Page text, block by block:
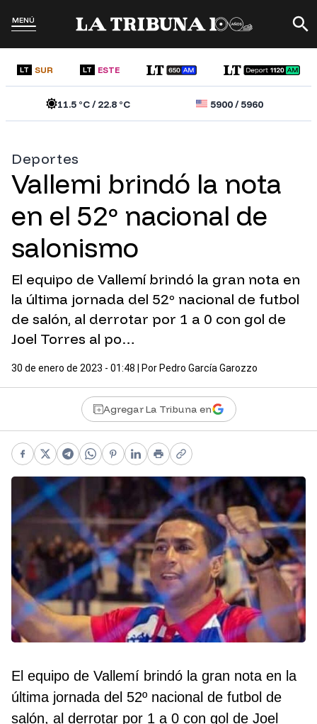
MENÚ
LT SUR LT ESTE
11.5°C /22.8°C 5900/5960
Deportes
Vallemi brindó la nota
en el 52º nacional de
salonismo
El equipo de Vallemí brindó la gran nota en
la última jornada del 52º nacional de futbol
de salón, al derrotar por 1 a 0 con gol de
Joel Torres al po…
30 de enero de 2023 - 01:48 | Por Pedro García Garozzo
Agregar La Tribuna en
Facebook
X Telegram
WhatsApp
Pinterest
LinkedIn
PrintCopy link
El equipo de Vallemí brindó la gran nota en la
última jornada del 52º nacional de futbol de
salón, al derrotar por 1 a 0 con gol de Joel